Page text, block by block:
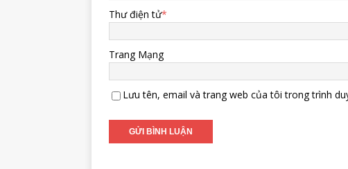
Thư điện tử*
Trang Mạng
Lưu tên, email và trang web của tôi trong trình